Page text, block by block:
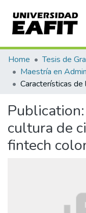
Communities &
All of DSpace
Home Tesis de
Publication:
cultura de
fintech